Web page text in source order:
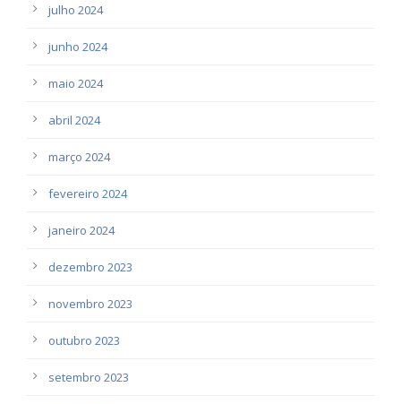
julho 2024
junho 2024
maio 2024
abril 2024
março 2024
fevereiro 2024
janeiro 2024
dezembro 2023
novembro 2023
outubro 2023
setembro 2023